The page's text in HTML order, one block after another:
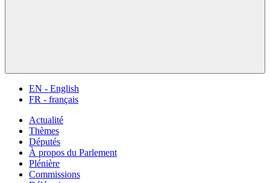
EN - English
FR - français
Actualité
Thèmes
Députés
À propos du Parlement
Plénière
Commissions